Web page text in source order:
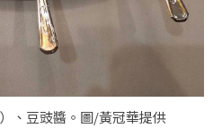
、豆豉醬。圖/黃冠華提供